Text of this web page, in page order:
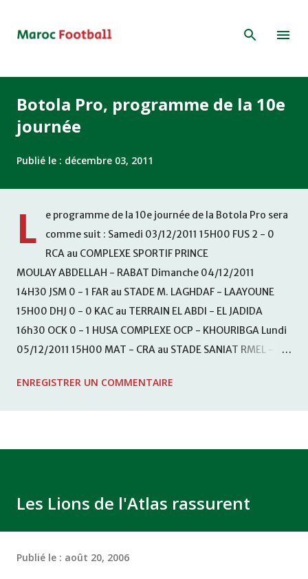
Botola Pro, programme de la 10e
journée
Publié le : décembre 03, 2011
L
e programme de la 10e journée de la Botola Pro sera
comme suit : Samedi 03/12/2011 15H00 FUS 2 - 0
RCA au COMPLEXE SPORTIF PRINCE
MOULAY ABDELLAH - RABAT Dimanche 04/12/2011
14H30 JSM 0 - 1 FAR au STADE M. LAGHDAF - LAAYOUNE
15H00 DHJ 0 - 0 KAC au TERRAIN EL ABDI - EL JADIDA
16h30 OCK 0 - 1 HUSA COMPLEXE OCP - KHOURIBGA Lundi
05/12/2011 15H00 MAT - CRA au STADE SANIAT RMEL -
KHEMISET Mardi 06/12/2011 15H00 WAF - OCS au
ENREGISTRER UN COMMENTAIRE
Les Lions de l'Atlas rassurent
Publié le : août 20, 2006